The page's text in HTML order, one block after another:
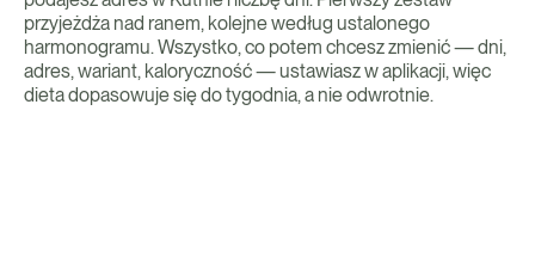
przyjeżdża nad ranem, kolejne według ustalonego
harmonogramu. Wszystko, co potem chcesz zmienić — dni,
adres, wariant, kaloryczność — ustawiasz w aplikacji, więc
dieta dopasowuje się do tygodnia, a nie odwrotnie.